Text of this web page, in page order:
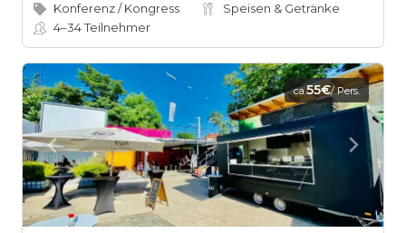
Konferenz / Kongress
Speisen & Getränke
4–34Teilnehmer
ca.55€/ Pers.